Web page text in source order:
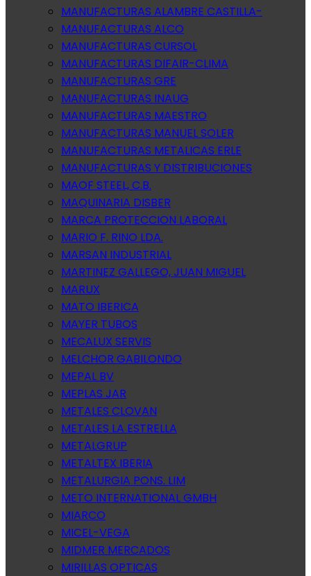
MANUFACTURAS ALAMBRE CASTILLA-
MANUFACTURAS ALCO
MANUFACTURAS CURSOL
MANUFACTURAS DIFAIR-CLIMA
MANUFACTURAS GRE
MANUFACTURAS INAUG
MANUFACTURAS MAESTRO
MANUFACTURAS MANUEL SOLER
MANUFACTURAS METALICAS ERLE
MANUFACTURAS Y DISTRIBUCIONES
MAOF STEEL, C.B.
MAQUINARIA DISBER
MARCA PROTECCION LABORAL
MARIO F. RINO LDA.
MARSAN INDUSTRIAL
MARTINEZ GALLEGO, JUAN MIGUEL
MARUX
MATO IBERICA
MAYER TUBOS
MECALUX SERVIS
MELCHOR GABILONDO
MEPAL BV
MEPLAS JAR
METALES CLOVAN
METALES LA ESTRELLA
METALGRUP
METALTEX IBERIA
METALURGIA PONS. LIM
METO INTERNATIONAL GMBH
MIARCO
MICEL-VEGA
MIDMER MERCADOS
MIRILLAS OPTICAS